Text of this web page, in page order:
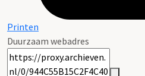
Printen
Duurzaam webadres